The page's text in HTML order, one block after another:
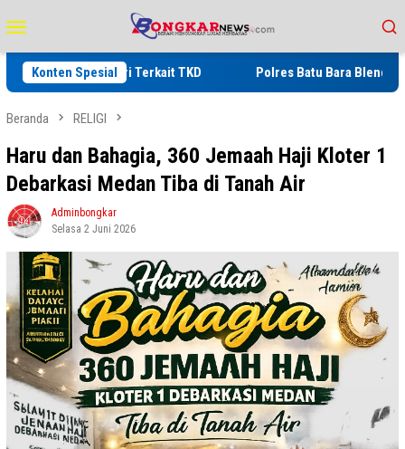
ke
kontenMobile
Konten Spesial
Terkait TKD Polres Batu Bara Blender 2 Kg Sabu
Beranda RELIGI
Haru dan Bahagia, 360 Jemaah Haji Kloter 1
Debarkasi Medan Tiba di Tanah Air
Adminbongkar
Selasa 2 Juni 2026